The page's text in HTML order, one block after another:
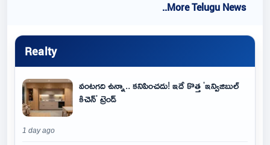
..More Telugu News
Realty
వంటగది ఉన్నా.. కనిపించదు! ఇదే కొత్త 'ఇన్విజిబుల్
కిచెన్' ట్రెండ్
1 day ago